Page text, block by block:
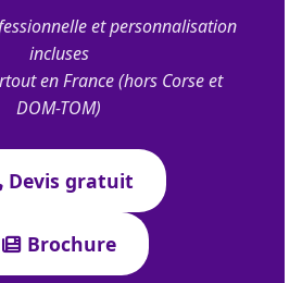
et personnalisation
incluses
en France (hors Corse et
DOM-TOM)
Devis gratuit
Brochure